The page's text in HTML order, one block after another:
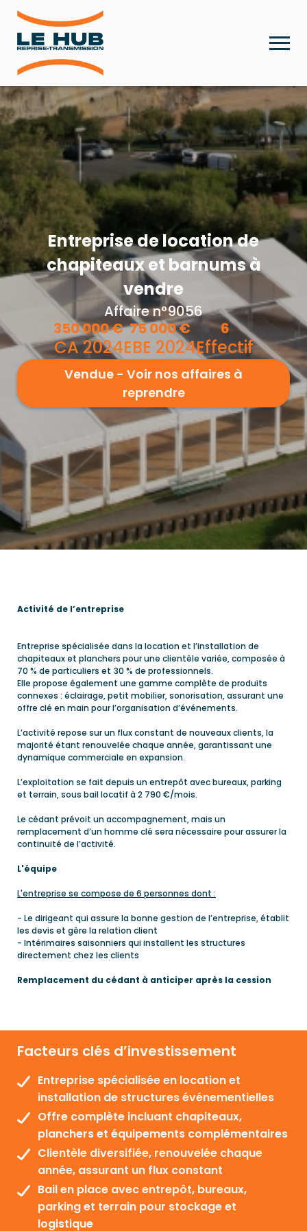
Entreprise de location de
chapiteaux et barnums à
vendre
Affaire n°9056
350 000€
CA 2024
75 000€
EBE 2024
6
Effectif
Vendue - Voir nos affaires à
reprendre
Activité de l’entreprise
Entreprise spécialisée dans la location et l’installation de
chapiteaux et planchers pour une clientèle variée, composée à
70 % de particuliers et 30 % de professionnels.
Elle propose également une gamme complète de produits
connexes : éclairage, petit mobilier, sonorisation, assurant une
offre clé en main pour l’organisation d’événements.
L’activité repose sur un flux constant de nouveaux clients, la
majorité étant renouvelée chaque année, garantissant une
dynamique commerciale en expansion.
L’exploitation se fait depuis un entrepôt avec bureaux, parking
et terrain, sous bail locatif à 2 790 €/mois.
Le cédant prévoit un accompagnement, mais un
remplacement d’un homme clé sera nécessaire pour assurer la
continuité de l’activité.
L'équipe
L'entreprise se compose de 6 personnes dont :
- Le dirigeant qui assure la bonne gestion de l’entreprise, établit
les devis et gère la relation client
- Intérimaires saisonniers qui installent les structures
directement chez les clients
Remplacement du cédant à anticiper après la cession
Facteurs clés d’investissement
Entreprise spécialisée en location et
installation de structures événementielles
Offre complète incluant chapiteaux,
planchers et équipements complémentaires
Clientèle diversifiée, renouvelée chaque
année, assurant un flux constant
Bail en place avec entrepôt, bureaux,
parking et terrain pour stockage et
logistique